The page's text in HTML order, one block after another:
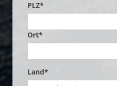
PLZ*
Ort*
Land*